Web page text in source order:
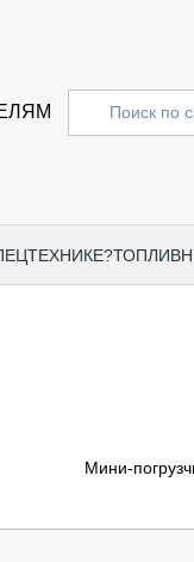
Мини-